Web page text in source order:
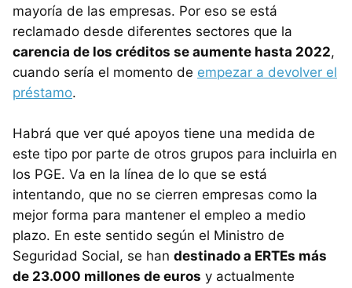
mayoría de las empresas. Por eso se está
reclamado desde diferentes sectores que la
carencia de los créditos se aumente hasta 2022,
cuando sería el momento de empezar a devolver el
préstamo.
Habrá que ver qué apoyos tiene una medida de
este tipo por parte de otros grupos para incluirla en
los PGE. Va en la línea de lo que se está
intentando, que no se cierren empresas como la
mejor forma para mantener el empleo a medio
plazo. En este sentido según el Ministro de
Seguridad Social, se han destinado a ERTEs más
de 23.000 millones de euros y actualmente